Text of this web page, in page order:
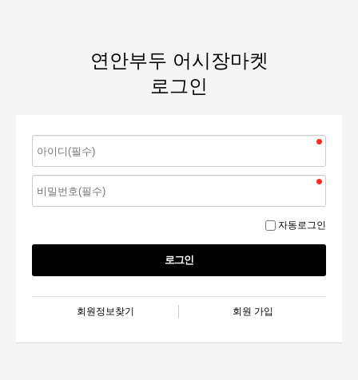
연안부두 어시장마켓
로그인
자동로그인
회원정보찾기 회원 가입